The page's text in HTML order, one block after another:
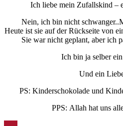
Ich liebe mein Zufallskind –
Nein, ich bin nicht
Heute ist sie auf der Rückseite von
Sie war nicht geplant, aber ich
Ich bin ja selber
Und ein
PS: Kinderschokolade und
PPS: Allah hat uns